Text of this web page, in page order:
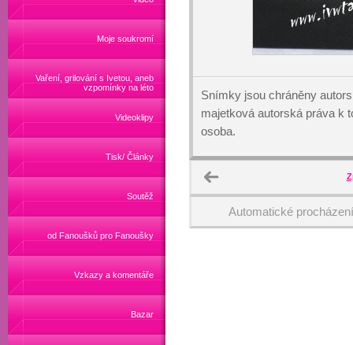
Moje soukromí
Vaření, grilování s Ivetou, aneb
vzpomínky na léto
Videoklipy
Tisk/ Články
Soutěž
od Fanoušků pro Fanoušky
Vzkazy a komentáře
Bazar
Snímky jsou chráněny
majetková autorská práva k
osoba.
Automatické